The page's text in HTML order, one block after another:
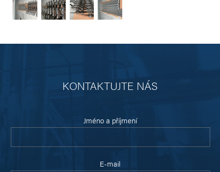
KONTAKTUJTE NÁS
Jméno a příjmení
E-mail